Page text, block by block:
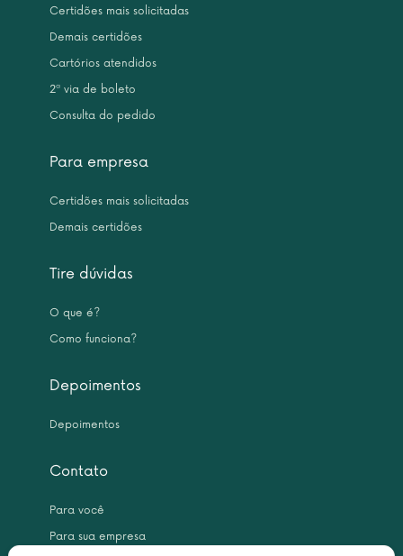
Certidões mais solicitadas
Demais certidões
Cartórios atendidos
2ª via de boleto
Consulta do pedido
Para empresa
Certidões mais solicitadas
Demais certidões
Tire dúvidas
O que é?
Como funciona?
Depoimentos
Depoimentos
Contato
Para você
Para sua empresa